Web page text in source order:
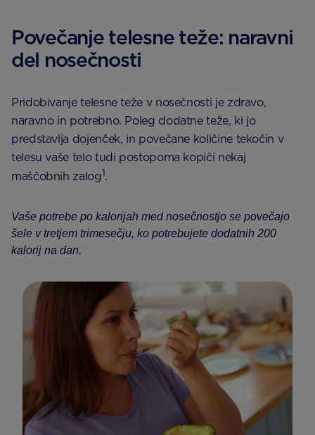
Povečanje telesne teže: naravni
del nosečnosti
Pridobivanje telesne teže v nosečnosti je zdravo,
naravno in potrebno. Poleg dodatne teže, ki jo
predstavlja dojenček, in povečane količine tekočin v
telesu vaše telo tudi postopoma kopiči nekaj
maščobnih zalog1.
Vaše potrebe po kalorijah med nosečnostjo se povečajo
šele v tretjem trimesečju, ko potrebujete dodatnih 200
kalorij na dan.